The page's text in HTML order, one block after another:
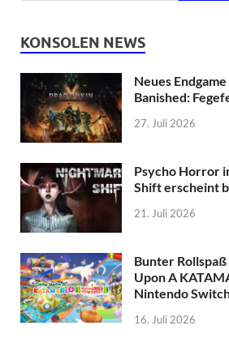
KONSOLEN NEWS
Neues
Banished:
27. Juli 2026
Psycho Horror
Shift erscheint
21. Juli 2026
Bunter
Upon A
Nintendo
16. Juli 2026